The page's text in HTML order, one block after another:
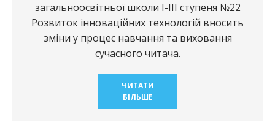
загальноосвітньої школи І-ІІІ ступеня №22
Розвиток інноваційних технологій вносить
зміни у процес навчання та виховання
сучасного читача.
ЧИТАТИ
БІЛЬШЕ